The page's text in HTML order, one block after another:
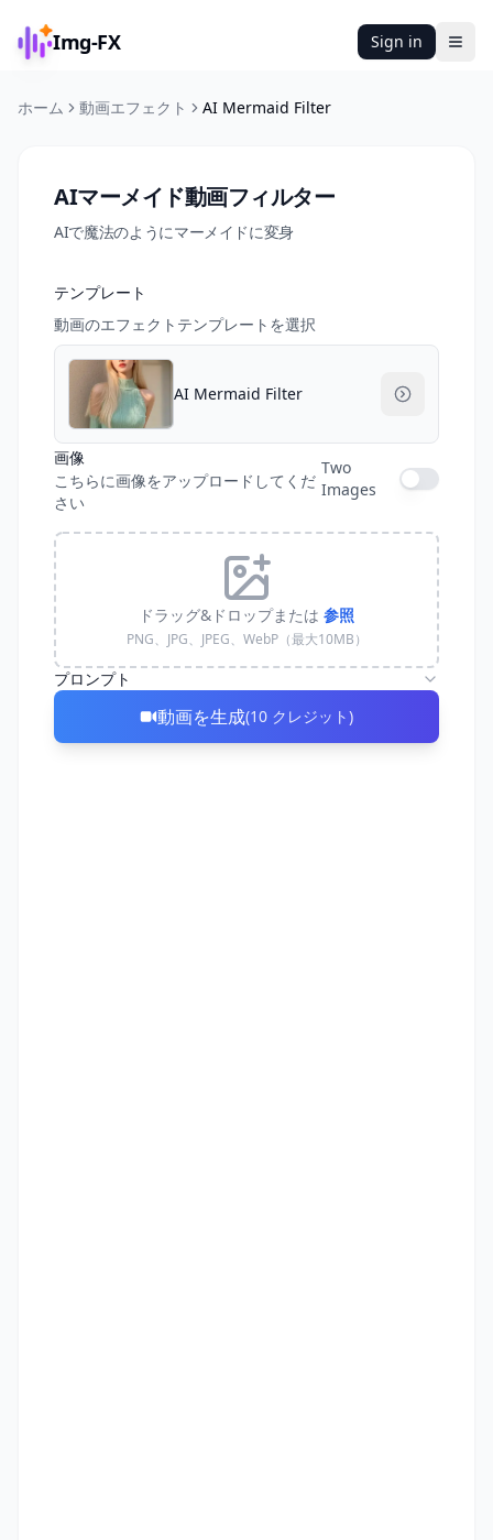
Img-FX Sign in
ホーム 動画エフェクト AI Mermaid Filter
AIマーメイド動画フィルター
AIで魔法のようにマーメイドに変身
テンプレート
動画のエフェクトテンプレートを選択
AI Mermaid Filter
画像
こちらに画像をアップロードしてくだ
さい
Two
Images
ドラッグ&ドロップまたは 参照
PNG、JPG、JPEG、WebP（最大10MB）
プロンプト
動画を生成(10 クレジット)